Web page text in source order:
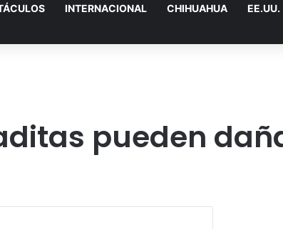
INTERNACIONAL CHIHUAHUA EE.UU.
pueden